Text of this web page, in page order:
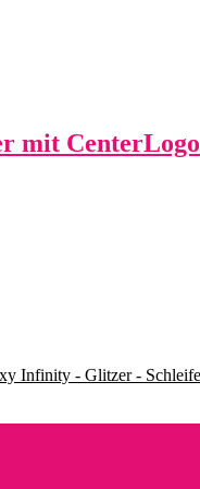
mit CenterLogo